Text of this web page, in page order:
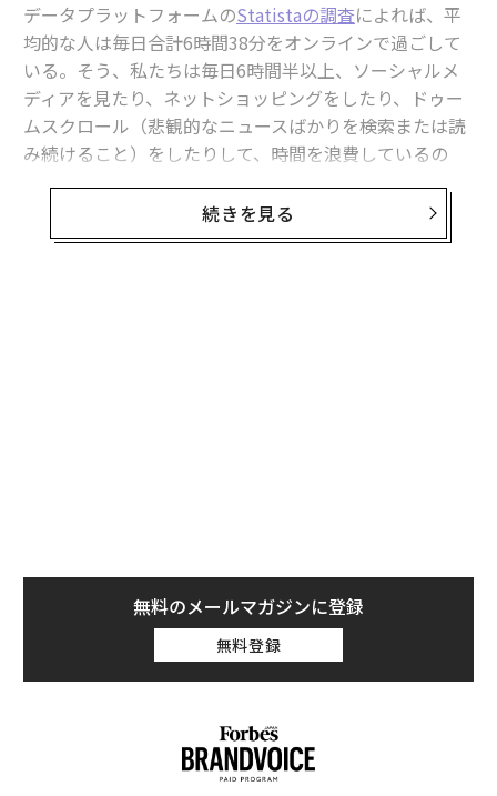
データプラットフォームのStatistaの調査によれば、平
均的な人は毎日合計6時間38分をオンラインで過ごして
いる。そう、私たちは毎日6時間半以上、ソーシャルメ
ディアを見たり、ネットショッピングをしたり、ドゥー
ムスクロール（悲観的なニュースばかりを検索または読
み続けること）をしたりして、時間を浪費しているの
だ。
想像してみてほしい。もしあなたがネットサーフィンで
続きを見る
無料のメールマガジンに登録
無料登録